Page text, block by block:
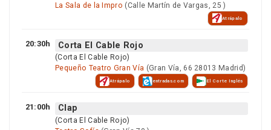
La Sala de la Impro (Calle Martín de Vargas, 25 )
Atrápalo
20:30h Corta El Cable Rojo
(Corta El Cable Rojo)
Pequeño Teatro Gran Vía (Gran Vía, 66 28013 Madrid)
Atrápalo entradas.com El Corte Inglés
21:00h Clap
(Corta El Cable Rojo)